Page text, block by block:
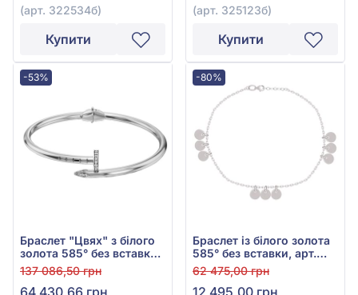
(арт. 322534б)
Купити
(арт. 325123б)
Купити
-53%
Браслет "Цвях" з білого
золота 585° без вставки,
арт. 324859б
137 086,50 грн
64 430,66 грн
-80%
Браслет із білого золота
585° без вставки, арт.
2601237
62 475,00 грн
12 495,00 грн